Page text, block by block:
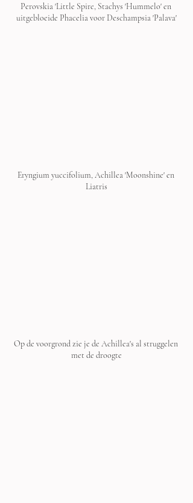
Perovskia 'Little Spire, Stachys 'Hummelo' en
uitgebloeide Phacelia voor Deschampsia 'Palava'
Eryngium yuccifolium, Achillea 'Moonshine' en
Liatris
Op de voorgrond zie je de Achillea's al struggelen
met de droogte